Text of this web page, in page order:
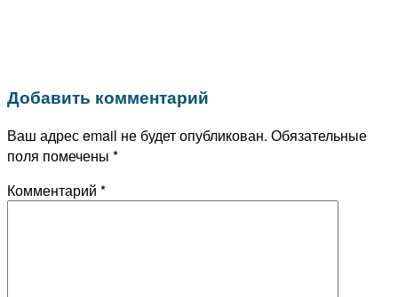
Добавить комментарий
Ваш адрес email не будет опубликован. Обязательные
поля помечены *
Комментарий *